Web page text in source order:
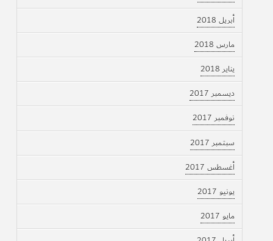
أبريل 2018
مارس 2018
يناير 2018
ديسمبر 2017
نوفمبر 2017
سبتمبر 2017
أغسطس 2017
يونيو 2017
مايو 2017